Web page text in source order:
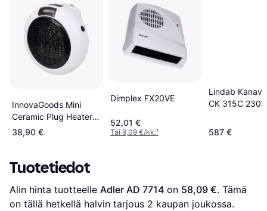
InnovaGoods Mini
Ceramic Plug Heater
600W
38,90 €
Dimplex FX20VE
52,01 €
Tai 9,09 €/kk.¹
Lindab
CK 315C
587 €
Tuotetiedot
Alin hinta tuotteelle Adler AD 7714 on 58,09 €. Tämä
on tällä hetkellä halvin tarjous 2 kaupan joukossa.